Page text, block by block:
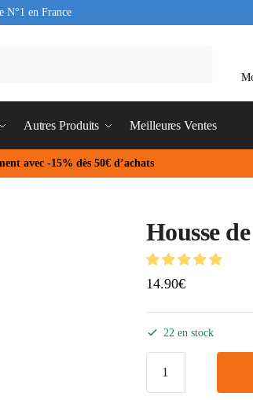
N°1 en France
Autres Produits Meilleures Ventes
avec -15% dès 50€ d’achats
Housse
14.90€
22 en stock